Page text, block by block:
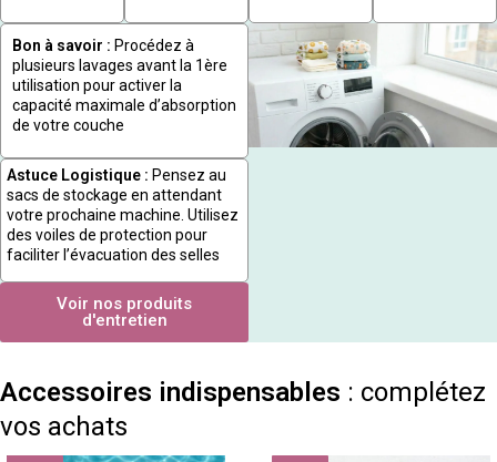
Bon à savoir : Procédez à
plusieurs lavages avant la 1ère
utilisation pour activer la
capacité maximale d’absorption
de votre couche
Astuce Logistique : Pensez au
sacs de stockage en attendant
votre prochaine machine. Utilisez
des voiles de protection pour
faciliter l’évacuation des selles
Voir nos produits
d'entretien
Accessoires indispensables : complétez
vos achats